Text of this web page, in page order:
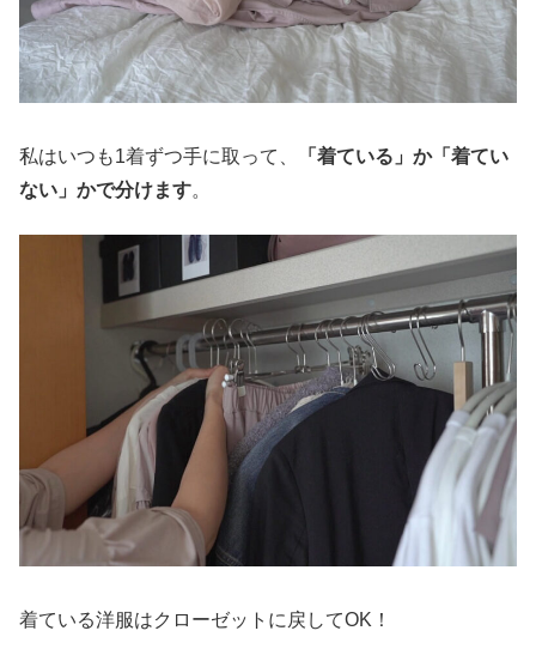
私はいつも1着ずつ手に取って、
「着ている」か「着てい
ない」かで分けます。
着ている洋服はクローゼットに戻してOK！